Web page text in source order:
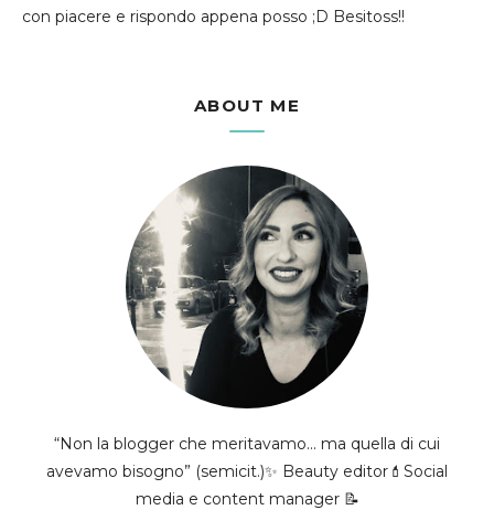
con piacere e rispondo appena posso ;D Besitoss!!
ABOUT ME
“Non la blogger che meritavamo... ma quella di cui
avevamo bisogno” (semicit.)✨ Beauty editor💄Social
media e content manager 📝